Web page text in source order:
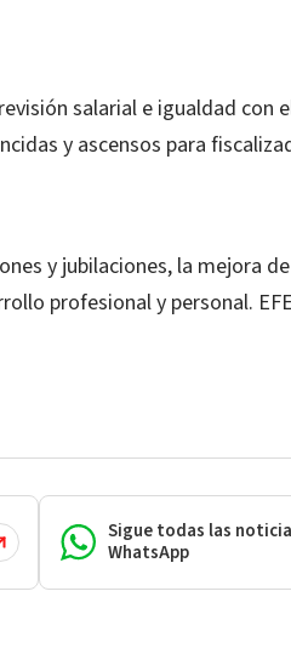
salarial e igualdad con
y ascensos para
y jubilaciones, la mejora
profesional y personal. EFE
Sigue todas las
WhatsApp